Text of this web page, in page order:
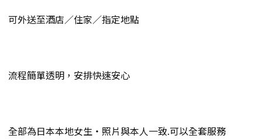
可外送至酒店／住家／指定地點
流程簡單透明，安排快速安心
全部為日本本地女生・照片與本人一致.可以全套服務